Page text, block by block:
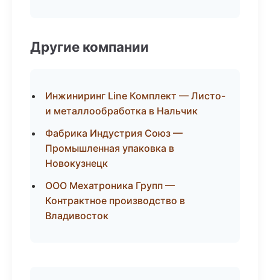
Другие компании
Инжиниринг Line Комплект — Листо-
и металлообработка в Нальчик
Фабрика Индустрия Союз —
Промышленная упаковка в
Новокузнецк
ООО Мехатроника Групп —
Контрактное производство в
Владивосток